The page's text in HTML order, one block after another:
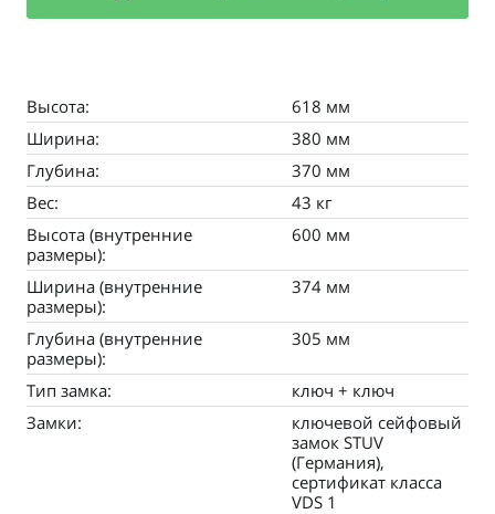
Высота:
618 мм
Ширина:
380 мм
Глубина:
370 мм
Вес:
43 кг
Высота (внутренние
размеры):
600 мм
Ширина (внутренние
размеры):
374 мм
Глубина (внутренние
размеры):
305 мм
Тип замка:
ключ + ключ
Замки:
ключевой сейфовый
замок STUV
(Германия),
сертификат класса
VDS 1